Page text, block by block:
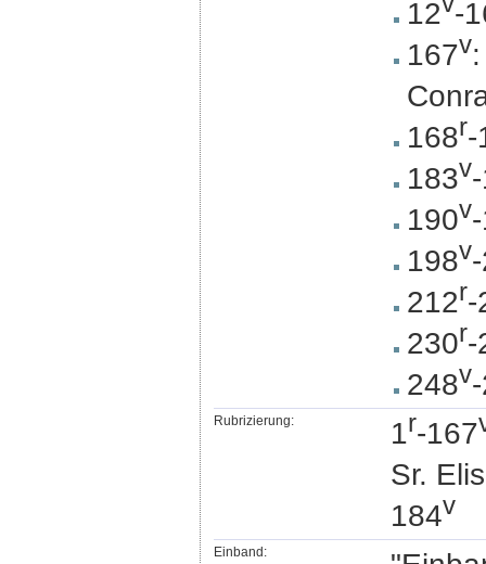
12 -
167v
168r-
183v
190v
198v
212r-
230r-
248v
Rubrizierung: 1r-167
Sr.
184v
Einband: